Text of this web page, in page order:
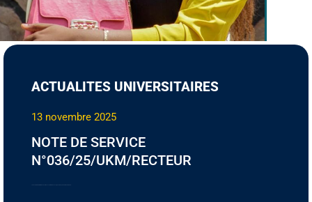
ACTUALITES UNIVERSITAIRES
13 novembre 2025
NOTE DE SERVICE
N°036/25/UKM/RECTEUR